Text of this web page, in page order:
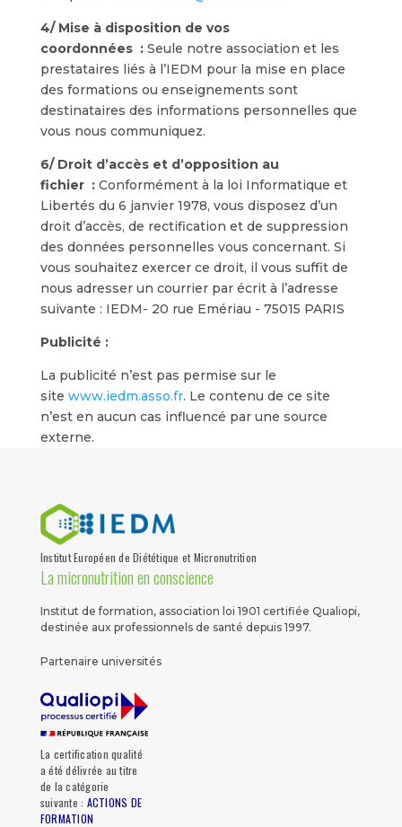
4/ Mise à disposition de vos
coordonnées :Seule notre association et les
prestataires liés à l’IEDM pour la mise en place
des formations ou enseignements sont
destinataires des informations personnelles que
vous nous communiquez.
6/ Droit d’accès et d’opposition au
fichier :Conformément à la loi Informatique et
Libertés du 6 janvier 1978, vous disposez d’un
droit d’accès, de rectification et de suppression
des données personnelles vous concernant. Si
vous souhaitez exercer ce droit, il vous suffit de
nous adresser un courrier par écrit à l’adresse
suivante : IEDM- 20 rue Emériau - 75015 PARIS
Publicité :
La publicité n’est pas permise sur le
site www.iedm.asso.fr. Le contenu de ce site
n’est en aucun cas influencé par une source
externe.
Institut Européen de Diététique et Micronutrition
La micronutrition en conscience
Institut de formation, association loi 1901 certifiée Qualiopi,
destinée aux professionnels de santé depuis 1997.
Partenaire universités
La certification qualité
a été délivrée au titre
de la catégorie
suivante : ACTIONS DE
FORMATION